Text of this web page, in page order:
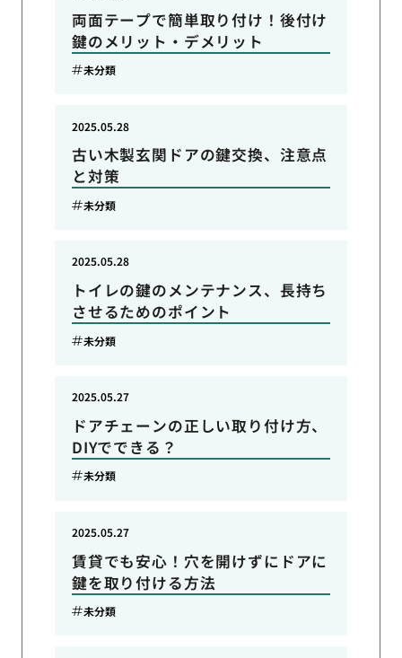
両面テープで簡単取り付け！後付け
鍵のメリット・デメリット
未分類
古い木製玄関ドアの鍵交換、注意点
と対策
2025.05.28
未分類
トイレの鍵のメンテナンス、長持ち
させるためのポイント
2025.05.28
未分類
ドアチェーンの正しい取り付け方、
DIYでできる？
2025.05.27
未分類
賃貸でも安心！穴を開けずにドアに
鍵を取り付ける方法
2025.05.27
未分類